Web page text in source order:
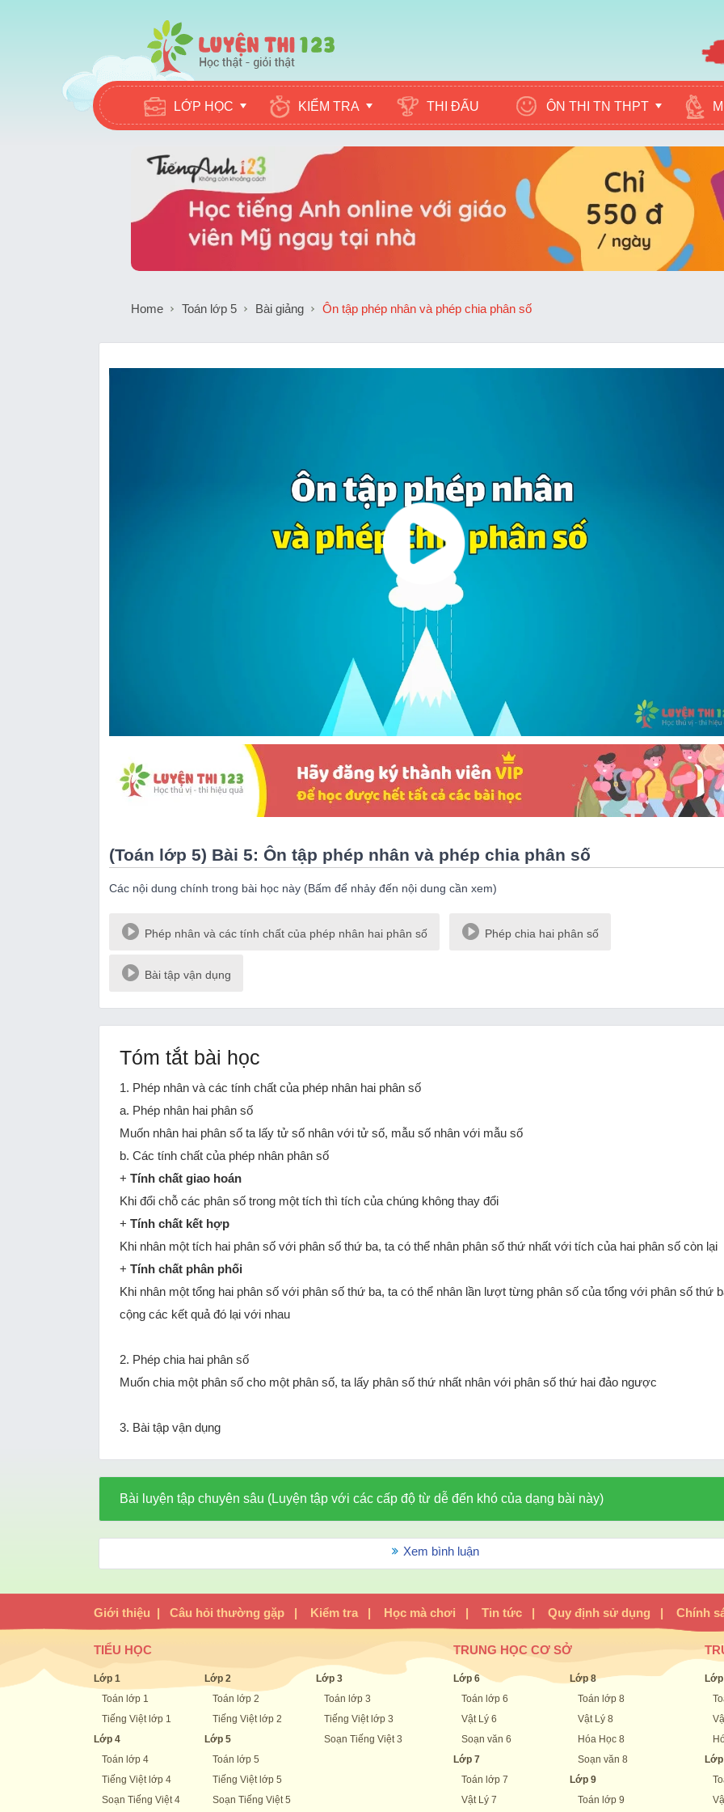
LỚP HỌC KIỂM TRA THI ĐẤU ÔN THI TN THPT
Home Toán lớp 5 Bài giảng Ôn tập phép nhân và phép chia phân số
(Toán lớp 5) Bài 5: Ôn tập phép nhân và phép chia phân số
Các nội dung chính trong bài học này (Bấm để nhảy đến nội dung cần xem)
Phép nhân và các tính chất của phép nhân hai phân số Phép chia hai phân số
Bài tập vận dụng
Tóm tắt bài học
1. Phép nhân và các tính chất của phép nhân hai phân số
a. Phép nhân hai phân số
Muốn nhân hai phân số ta lấy tử số nhân với tử số, mẫu số nhân với mẫu số
b. Các tính chất của phép nhân phân số
+ Tính chất giao hoán
Khi đổi chỗ các phân số trong một tích thì tích của chúng không thay đổi
+ Tính chất kết hợp
Khi nhân một tích hai phân số với phân số thứ ba, ta có thể nhân phân số thứ nhất với tích của hai phân số còn lại
+ Tính chất phân phối
Khi nhân một tổng hai phân số với phân số thứ ba, ta có thể nhân lần lượt từng phân số của tổng với phân số thứ
cộng các kết quả đó lại với nhau
2. Phép chia hai phân số
Muốn chia một phân số cho một phân số, ta lấy phân số thứ nhất nhân với phân số thứ hai đảo ngược
3. Bài tập vận dụng
Bài luyện tập chuyên sâu (Luyện tập với các cấp độ từ dễ đến khó của dạng bài này)
Xem bình luận
Giới thiệu | Câu hỏi thường gặp | Kiểm tra | Học mà chơi | Tin tức | Quy định sử dụng | Chính
TIỂU HỌC
Lớp 1
Toán lớp 1
Tiếng Việt lớp 1
Lớp 4
Toán lớp 4
Tiếng Việt lớp 4
Soạn Tiếng Việt 4
Lớp 2
Toán lớp 2
Tiếng Việt lớp 2
Lớp 5
Toán lớp 5
Tiếng Việt lớp 5
Soạn Tiếng Việt 5
Lớp 3
Toán lớp 3
Tiếng Việt lớp 3
Soạn Tiếng Việt 3
TRUNG HỌC CƠ SỞ
Lớp 6
Toán lớp 6
Vật Lý 6
Soạn văn 6
Lớp 7
Toán lớp 7
Vật Lý 7
Lớp 8
Toán lớp 8
Vật Lý 8
Hóa Học 8
Soạn văn 8
Lớp 9
Toán lớp 9
Lớp